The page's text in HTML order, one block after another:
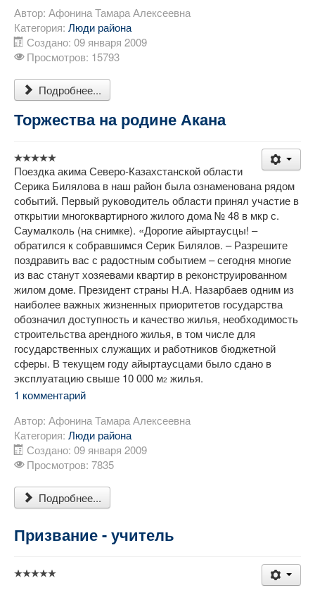
Автор: Афонина Тамара Алексеевна
Категория: Люди района
Создано: 09 января 2009
Просмотров: 15793
Подробнее...
Торжества на родине Акана
Поездка акима Северо-Казахстанской области
Серика Билялова в наш район была ознаменована рядом
событий. Первый руководитель области принял участие в
открытии многоквартирного жилого дома № 48 в мкр с.
Саумалколь (на снимке). «Дорогие айыртаусцы! –
обратился к собравшимся Серик Билялов. – Разрешите
поздравить вас с радостным событием – сегодня многие
из вас станут хозяевами квартир в реконструированном
жилом доме. Президент страны Н.А. Назарбаев одним из
наиболее важных жизненных приоритетов государства
обозначил доступность и качество жилья, необходимость
строительства арендного жилья, в том числе для
государственных служащих и работников бюджетной
сферы. В текущем году айыртаусцами было сдано в
эксплуатацию свыше 10 000 м2 жилья.
1 комментарий
Автор: Афонина Тамара Алексеевна
Категория: Люди района
Создано: 09 января 2009
Просмотров: 7835
Подробнее...
Призвание - учитель